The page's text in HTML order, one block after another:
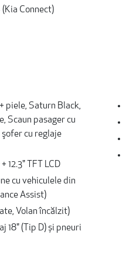
(Kia Connect)
piele, Saturn Black,
Scaun pasager cu
cu reglaje
12.3" TFT LCD
cu vehiculele din
Assist)
Volan încălzit)
18" (Tip D) și pneuri